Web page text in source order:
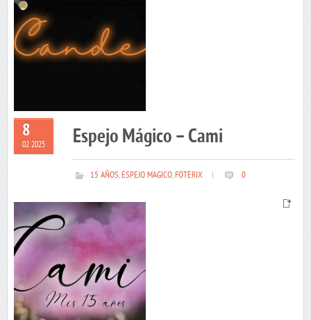
8
02 2025 Espejo Mágico – Cami
15 AÑOS,ESPEJO MAGICO,FOTERIX 0